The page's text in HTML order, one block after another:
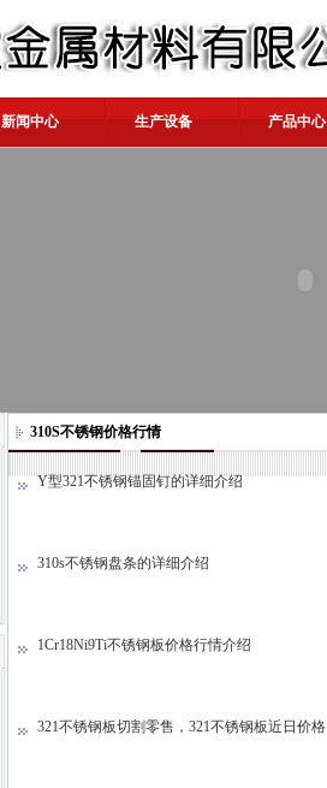
新闻中心 生产设备 产品中心
310S不锈钢价格行情
Y型321不锈钢锚固钉的详细介绍
310s不锈钢盘条的详细介绍
1Cr18Ni9Ti不锈钢板价格行情介绍
321不锈钢板切割零售，321不锈钢板近日价格